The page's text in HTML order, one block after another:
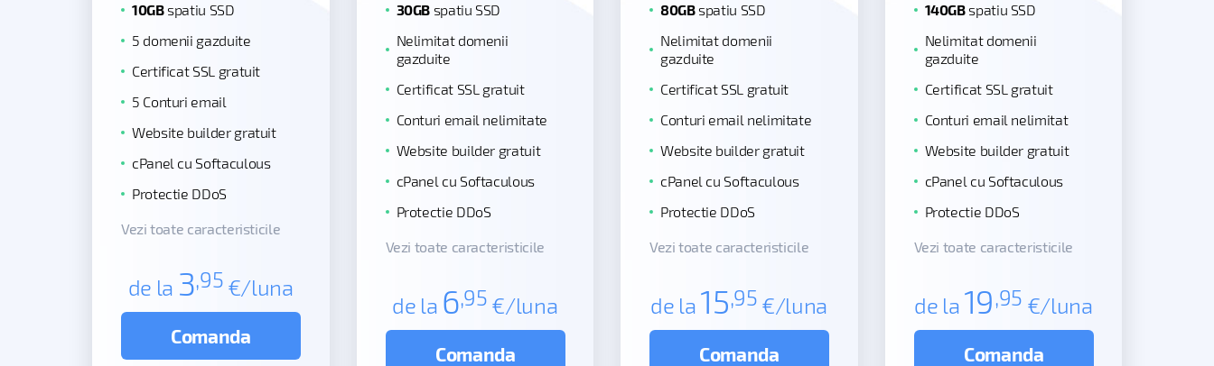
10GBspatiu SSD
5 domenii gazduite
Certificat SSL gratuit
5 Conturi email
Website builder gratuit
cPanel cu Softaculous
Protectie DDoS
Vezi toate caracteristicile
de la 3,95 €/luna
Comanda
30GB spatiu SSD
Nelimitat domenii
gazduite
Certificat SSL gratuit
Conturi email nelimitate
Website builder gratuit
cPanel cu Softaculous
Protectie DDoS
Vezi toate caracteristicile
de la 6,95 €/luna
Comanda
80GBspatiu SSD
Nelimitat domenii
gazduite
Certificat SSL gratuit
Conturi email nelimitate
Website builder gratuit
cPanel cu Softaculous
Protectie DDoS
Vezi toate caracteristicile
de la 15,95 €/luna
Comanda
140GBspatiu SSD
Nelimitat domenii
gazduite
Certificat SSL gratuit
Conturi email nelimitat
Website builder gratuit
cPanel cu Softaculous
Protectie DDoS
Vezi toate caracteristicile
de la 19,95 €/luna
Comanda